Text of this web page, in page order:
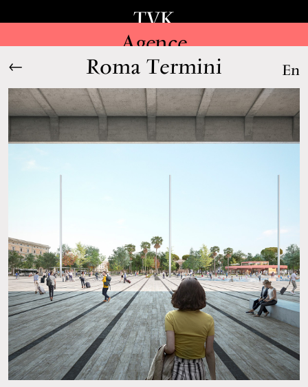
En
TVK
Agence
← Roma Termini